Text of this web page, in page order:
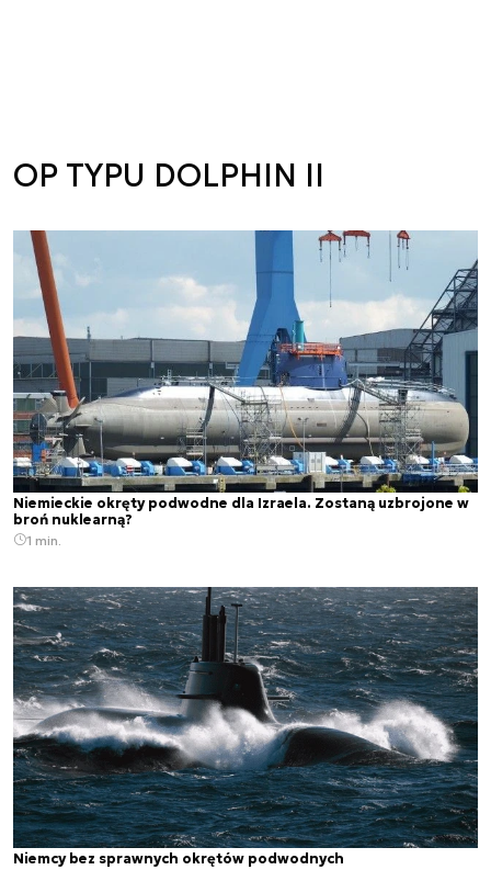
OP TYPU DOLPHIN II
Niemieckie okręty podwodne dla Izraela. Zostaną uzbrojone w
broń nuklearną?
1 min.
Niemcy bez sprawnych okrętów podwodnych